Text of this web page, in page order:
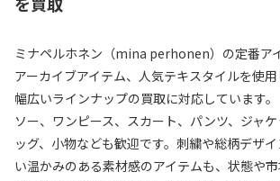
ミナペルホネン（mina perhonen）の定番ア
アーカイブアイテム、人気テキスタイルを使用
幅広いラインナップの買取に対応しています
ソー、ワンピース、スカート、パンツ、ジャ
ッグ、小物なども歓迎です。刺繍や総柄デザ
い温かみのある素材感のアイテムも、状態や